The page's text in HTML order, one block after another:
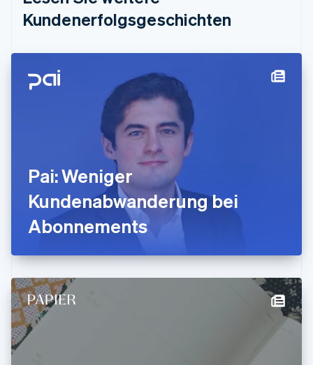
Kundenerfolgsgeschichten
Pai: Weniger
Kundenabwanderung bei
Abonnements
English
简体中文English
English
English
Griechenland
Indien
English
Irland
English
Japan
日本語English
Kanada
English Français
Kroatien